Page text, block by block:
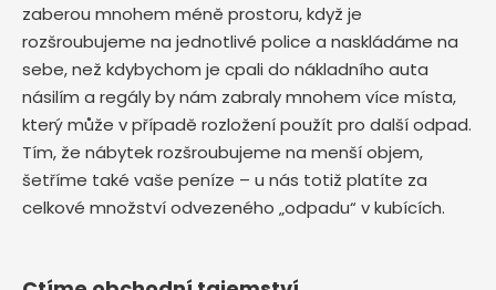
zaberou mnohem méně prostoru, když je
rozšroubujeme na jednotlivé police a naskládáme na
sebe, než kdybychom je cpali do nákladního auta
násilím a regály by nám zabraly mnohem více místa,
který může v případě rozložení použít pro další odpad.
Tím, že nábytek rozšroubujeme na menší objem,
šetříme také vaše peníze – u nás totiž platíte za
celkové množství odvezeného „odpadu“ v kubících.